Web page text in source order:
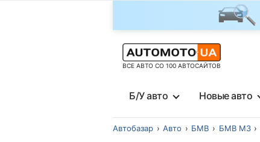
ВСЕ АВТО СО 100 АВТОСАЙТОВ
Б/У авто Новые авто
Автобазар Авто БМВ БМВ М3